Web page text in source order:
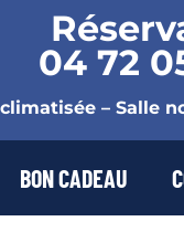
04 72
– Salle
BON CADEAU